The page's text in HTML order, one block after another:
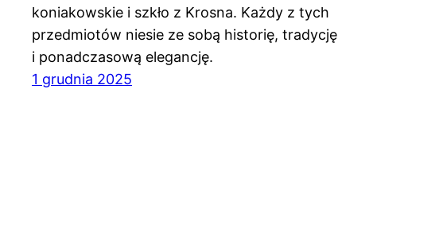
koniakowskie i szkło z Krosna. Każdy z tych
przedmiotów niesie ze sobą historię, tradycję
i ponadczasową elegancję.
1 grudnia 2025